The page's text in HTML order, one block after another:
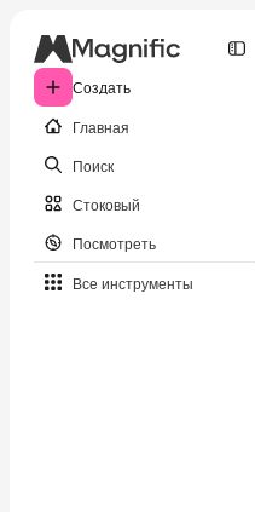
Создать
Главная
Поиск
Стоковый
Посмотреть
Все инструменты